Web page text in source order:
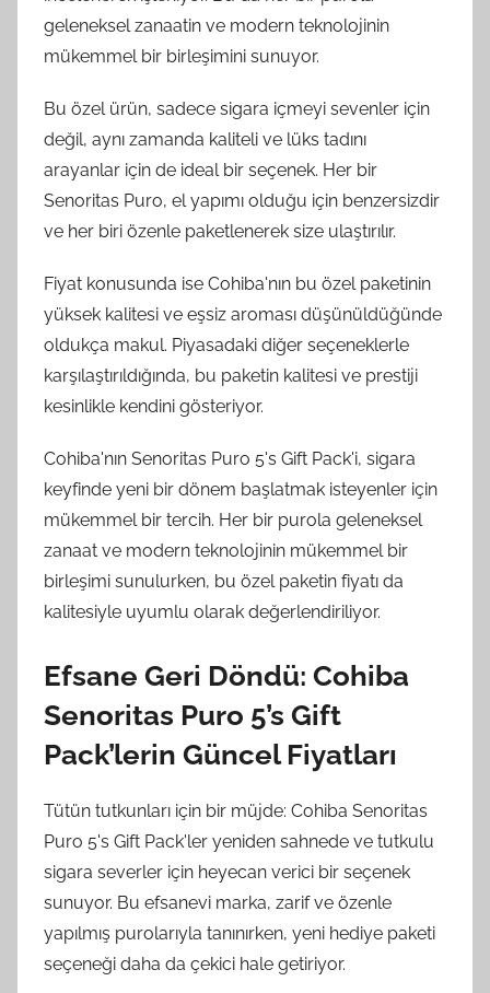
geleneksel zanaatin ve modern teknolojinin
mükemmel bir birleşimini sunuyor.
Bu özel ürün, sadece sigara içmeyi sevenler için
değil, aynı zamanda kaliteli ve lüks tadını
arayanlar için de ideal bir seçenek. Her bir
Senoritas Puro, el yapımı olduğu için benzersizdir
ve her biri özenle paketlenerek size ulaştırılır.
Fiyat konusunda ise Cohiba'nın bu özel paketinin
yüksek kalitesi ve eşsiz aroması düşünüldüğünde
oldukça makul. Piyasadaki diğer seçeneklerle
karşılaştırıldığında, bu paketin kalitesi ve prestiji
kesinlikle kendini gösteriyor.
Cohiba'nın Senoritas Puro 5's Gift Pack'i, sigara
keyfinde yeni bir dönem başlatmak isteyenler için
mükemmel bir tercih. Her bir purola geleneksel
zanaat ve modern teknolojinin mükemmel bir
birleşimi sunulurken, bu özel paketin fiyatı da
kalitesiyle uyumlu olarak değerlendiriliyor.
Efsane Geri Döndü: Cohiba
Senoritas Puro 5’s Gift
Pack’lerin Güncel Fiyatları
Tütün tutkunları için bir müjde: Cohiba Senoritas
Puro 5's Gift Pack'ler yeniden sahnede ve tutkulu
sigara severler için heyecan verici bir seçenek
sunuyor. Bu efsanevi marka, zarif ve özenle
yapılmış purolarıyla tanınırken, yeni hediye paketi
seçeneği daha da çekici hale getiriyor.